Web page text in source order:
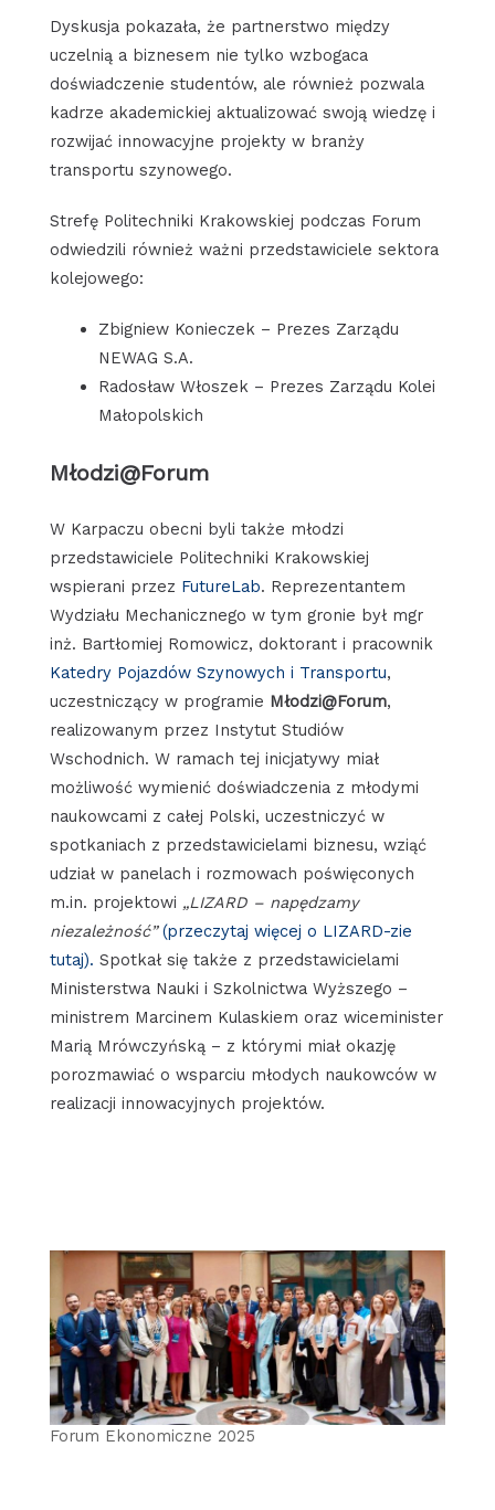
Dyskusja pokazała, że partnerstwo między
uczelnią a biznesem nie tylko wzbogaca
doświadczenie studentów, ale również pozwala
kadrze akademickiej aktualizować swoją wiedzę i
rozwijać innowacyjne projekty w branży
transportu szynowego.
Strefę Politechniki Krakowskiej podczas Forum
odwiedzili również ważni przedstawiciele sektora
kolejowego:
Zbigniew Konieczek – Prezes Zarządu
NEWAG S.A.
Radosław Włoszek – Prezes Zarządu Kolei
Małopolskich
Młodzi@Forum
W Karpaczu obecni byli także młodzi
przedstawiciele Politechniki Krakowskiej
wspierani przez FutureLab. Reprezentantem
Wydziału Mechanicznego w tym gronie był mgr
inż. Bartłomiej Romowicz, doktorant i pracownik
Katedry Pojazdów Szynowych i Transportu,
uczestniczący w programie Młodzi@Forum,
realizowanym przez Instytut Studiów
Wschodnich. W ramach tej inicjatywy miał
możliwość wymienić doświadczenia z młodymi
naukowcami z całej Polski, uczestniczyć w
spotkaniach z przedstawicielami biznesu, wziąć
udział w panelach i rozmowach poświęconych
m.in. projektowi „LIZARD – napędzamy
niezależność” (przeczytaj więcej o LIZARD-zie
tutaj). Spotkał się także z przedstawicielami
Ministerstwa Nauki i Szkolnictwa Wyższego –
ministrem Marcinem Kulaskiem oraz wiceminister
Marią Mrówczyńską – z którymi miał okazję
porozmawiać o wsparciu młodych naukowców w
realizacji innowacyjnych projektów.
Forum Ekonomiczne 2025